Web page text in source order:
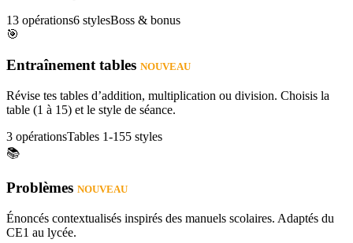
13 opérations6 stylesBoss & bonus
🎯
Entraînement tables NOUVEAU
Révise tes tables d’addition, multiplication ou division. Choisis la
table (1 à 15) et le style de séance.
3 opérationsTables 1-155 styles
📚
Problèmes NOUVEAU
Énoncés contextualisés inspirés des manuels scolaires. Adaptés du
CE1 au lycée.